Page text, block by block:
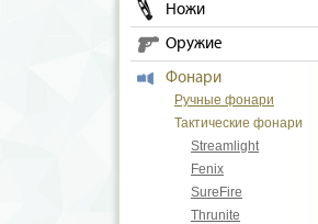
Ножи
Оружие
Фонари
Ручные фонари
Тактические фонари
Streamlight
Fenix
SureFire
Thrunite